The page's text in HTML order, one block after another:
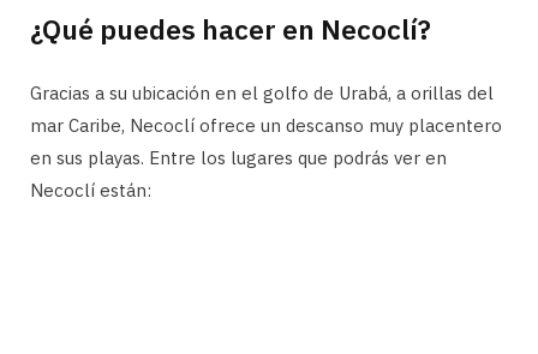
¿Qué puedes hacer en Necoclí?
Gracias a su ubicación en el golfo de Urabá, a orillas del
mar Caribe, Necoclí ofrece un descanso muy placentero
en sus playas. Entre los lugares que podrás ver en
Necoclí están: